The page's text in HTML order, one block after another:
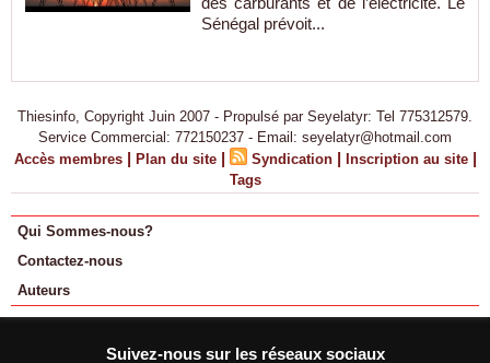
Sénégal prévoit...
Thiesinfo, Copyright Juin 2007 - Propulsé par Seyelatyr: Tel 775312579.
Service Commercial: 772150237 - Email: seyelatyr@hotmail.com
Accès membres | Plan du site | Syndication | Inscription au site |
Tags
Qui Sommes-nous?
Contactez-nous
Auteurs
Suivez-nous sur les réseaux sociaux